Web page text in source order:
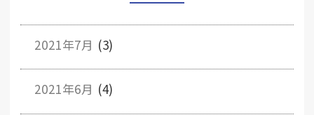
2021年7月 (3)
2021年6月 (4)